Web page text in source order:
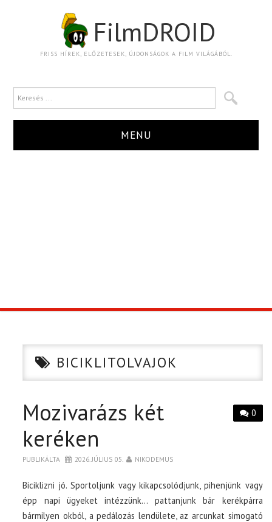
FilmDROID
FRISS HÍREK, ELŐZETESEK, ÚJDONSÁGOK A FILM VILÁGÁBÓL.
MENU
CIKK
PÓLÓ RENDELÉS
BICIKLITOLVAJOK
0
Mozivarázs két
keréken
PUBLIKÁLTA 2026. JÚLIUS 05. NIKODEMUS
Biciklizni jó. Sportoljunk vagy kikapcsolódjunk, pihenjünk vagy
épp napi ügyeket intézzünk… pattanjunk bár kerékpárra
bármilyen okból, a pedálozás lendülete, az arcunkat simogató